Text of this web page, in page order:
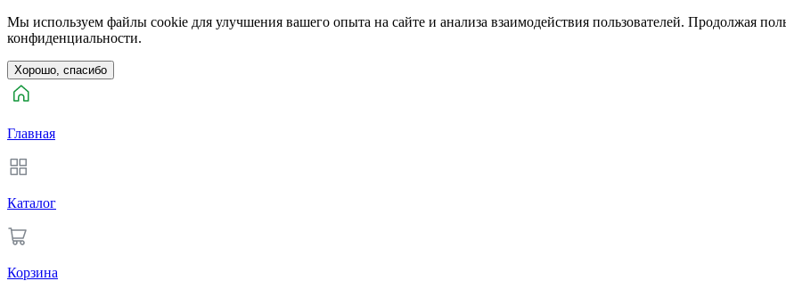
Мы используем файлы cookie для улучшения вашего опыта на сайте и анализа взаимодействия пользователей. Продолжая
конфиденциальности.
Хорошо, спасибо
Главная
Каталог
Корзина